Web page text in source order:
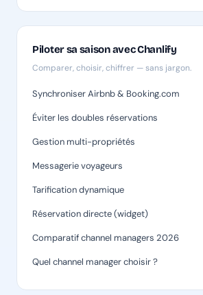
Piloter sa saison avec Chanlify
Comparer, choisir, chiffrer — sans jargon.
Synchroniser Airbnb & Booking.com
Éviter les doubles réservations
Gestion multi-propriétés
Messagerie voyageurs
Tarification dynamique
Réservation directe (widget)
Comparatif channel managers 2026
Quel channel manager choisir ?